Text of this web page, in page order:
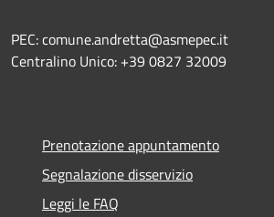
PEC: comune.andretta@asmepec.it
Centralino Unico: +39 0827 32009
Prenotazione appuntamento
Segnalazione disservizio
Leggi le FAQ